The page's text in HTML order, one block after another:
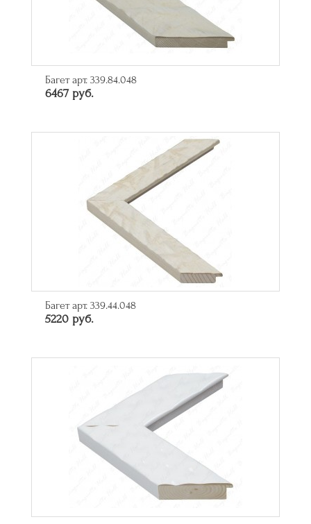
Багет арт. 339.84.048
6467 руб.
Багет арт. 339.44.048
5220 руб.